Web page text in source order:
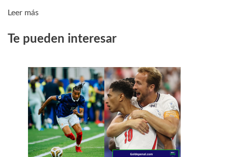
Leer másLeer
sobre
completó
gira
de
partidos
en
territorio
mexicano
Te pueden interesar